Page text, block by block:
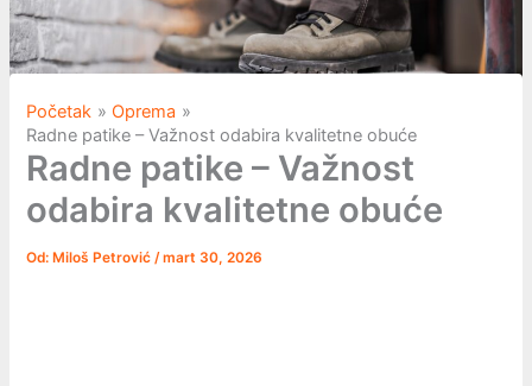
Početak
Oprema
Radne patike – Važnost odabira kvalitetne obuće
Radne patike – Važnost
odabira kvalitetne obuće
Od: Miloš Petrović/mart 30, 2026